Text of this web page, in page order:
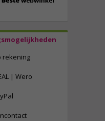
rekening
| Wero